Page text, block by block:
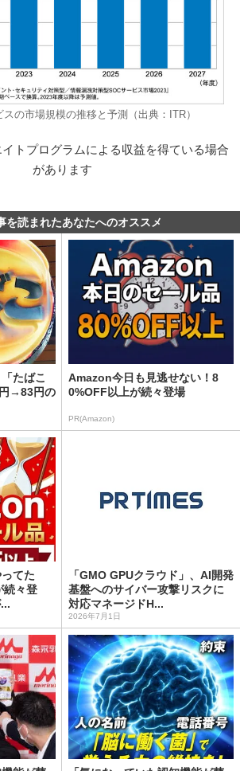
の市場規模の推移と予測（出典：ITR）
トプログラムによる収益を得ている場合
があります
を読まれたあなたへのオススメ
たばこ
→83円の
Amazon今日も見逃せない！8
0%OFF以上が続々登場
PR(Amazon)
てた
続々登
「GMO GPUクラウド」、AI開発
基盤へのサイバー攻撃リスクに
対応マネージドH...
2026年7月1日